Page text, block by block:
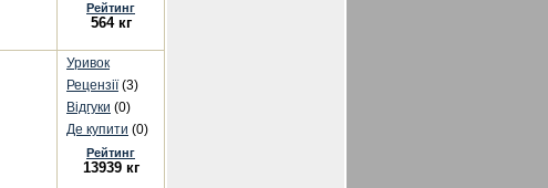
Рейтинг
564 кг
Уривок
Рецензії(3)
Відгуки (0)
Де купити (0)
Рейтинг
13939 кг